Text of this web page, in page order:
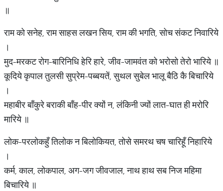
॥
राम को सनेह, राम साहस लखन सिय, राम की भगति, सोच संकट निवारिये
।
मुद-मरकट रोग-बारिनिधि हेरि हारे, जीव-जामवंत को भरोसो तेरो भारिये ॥
कूदिये कृपाल तुलसी सुप्रेम-पब्बयतें, सुथल सुबेल भालू बैठि कै बिचारिये
।
महाबीर बाँकुरे बराकी बाँह-पीर क्यों न, लंकिनी ज्यों लात-घात ही मरोरि
मारिये ॥
लोक-परलोकहुँ तिलोक न बिलोकियत, तोसे समरथ चष चारिहूँ निहारिये
।
कर्म, काल, लोकपाल, अग-जग जीवजाल, नाथ हाथ सब निज महिमा
बिचारिये ॥